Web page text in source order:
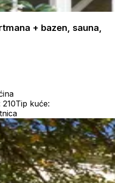
+ bazen, sauna,
Tip kuće: